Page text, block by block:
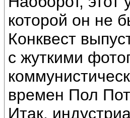
которой он не
Конквест
с жуткими
времен Пол
Итак,